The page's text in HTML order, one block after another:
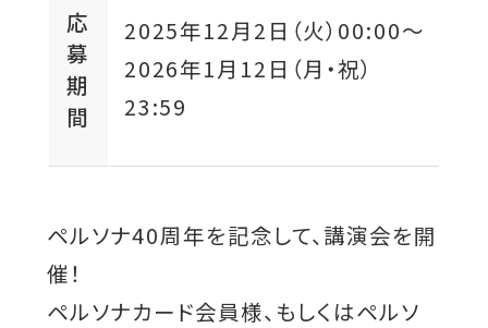
き
ま
す
応
募
期
間
2025年12月2日（火）00:00〜
2026年1月12日（月・祝）
23:59
ペルソナ40周年を記念して、講演会を開
催！
ペルソナカード会員様、もしくはペルソ